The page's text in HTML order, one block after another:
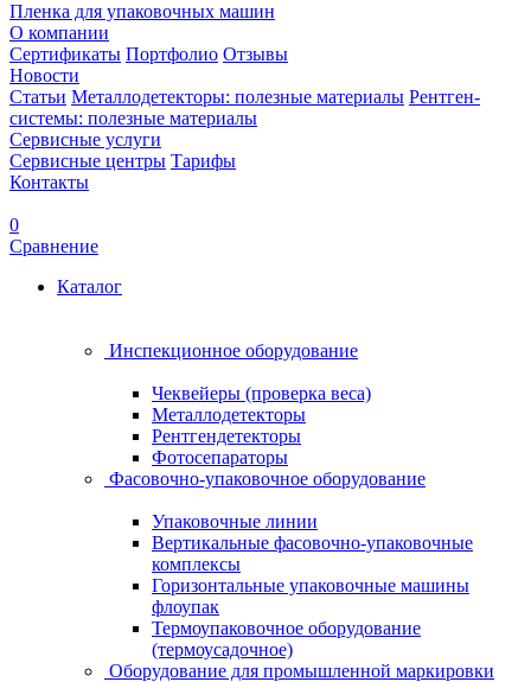
Пленка для упаковочных машин
О компании
Сертификаты Портфолио Отзывы
Новости
Статьи Металлодетекторы: полезные материалы Рентген-
системы: полезные материалы
Сервисные услуги
Сервисные центры Тарифы
Контакты
0
Сравнение
Каталог
Инспекционное оборудование
Чеквейеры (проверка веса)
Металлодетекторы
Рентгендетекторы
Фотосепараторы
Фасовочно-упаковочное оборудование
Упаковочные линии
Вертикальные фасовочно-упаковочные
комплексы
Горизонтальные упаковочные машины
флоупак
Термоупаковочное оборудование
(термоусадочное)
Оборудование для промышленной маркировки